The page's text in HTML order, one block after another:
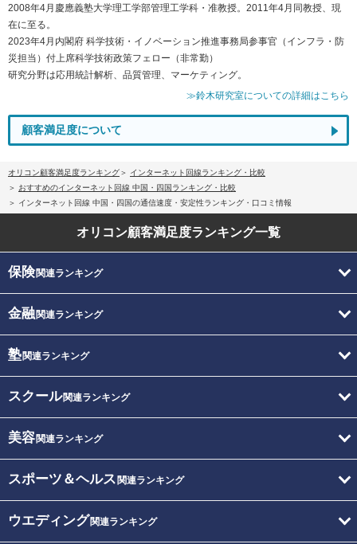
2008年4月慶應義塾大学理工学部管理工学科・准教授。2011年4月同教授、現
在に至る。
2023年4月内閣府 科学技術・イノベーション推進事務局参事官（インフラ・防
災担当）付上席科学技術政策フェロー（非常勤）
研究分野は応用統計解析、品質管理、マーケティング。
≫鈴木研究室についての詳細はこちら
顧客満足度について
オリコン顧客満足度ランキング
インターネット回線ランキング・比較
おすすめのインターネット回線 中国・四国ランキング・比較
インターネット回線 中国・四国の通信速度・安定性ランキング・口コミ情報
オリコン顧客満足度ランキング一覧
保険関連ランキング
金融関連ランキング
塾関連ランキング
スクール関連ランキング
美容関連ランキング
スポーツ＆ヘルス 関連ランキング
ウエディング関連ランキング